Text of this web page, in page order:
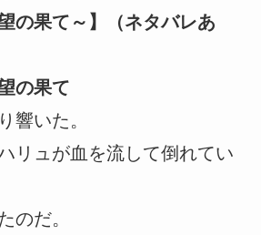
の果て～】（ネタバレあ
の果て
響いた。
リュが血を流して倒れてい
のだ。